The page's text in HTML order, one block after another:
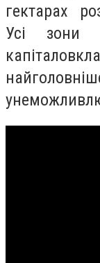
гектарах
Усі зони